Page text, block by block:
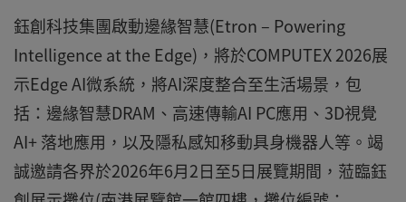
鈺創科技集團啟動邊緣智慧(Etron – Powering
Intelligence at the Edge)，將於COMPUTEX 2026展
示Edge AI微系統，將AI深度整合至生活場景，包
括：邊緣智慧DRAM、高速傳輸AI PC應用、3D視覺
AI+ 落地應用，以及隱私感知移動具身機器人等。竭
誠邀請各界於2026年6月2日至5日展覽期間，蒞臨鈺